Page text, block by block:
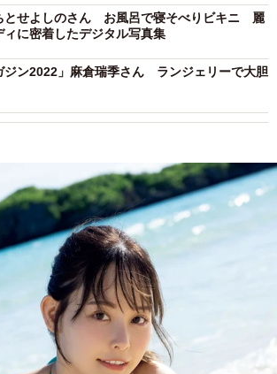
とせよしのさん お風呂で寝そべりビキニ 麗
ィに密着したデジタル写真集
ジン2022」麻倉瑞季さん ランジェリーで大胆